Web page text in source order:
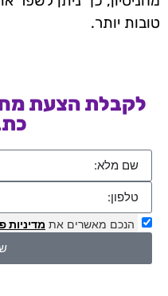
טובות יותר.
לקבלת הצעת
הנכם מאשרים את מדיניות